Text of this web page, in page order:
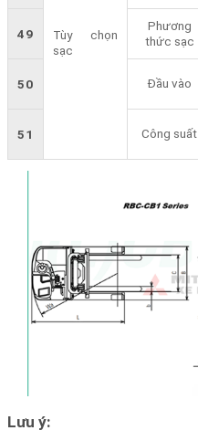
Tùy chọn
sạc
49
Phương
thức sạc
50 Đầu vào
51 Công suất
Lưu ý: